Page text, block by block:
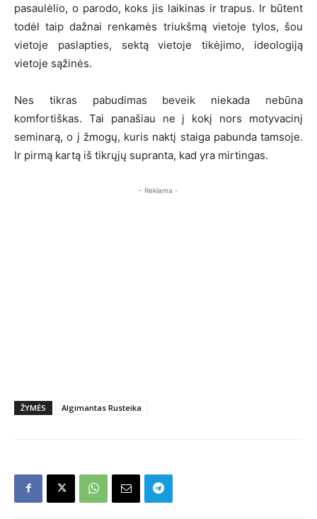
pasaulėlio, o parodo, koks jis laikinas ir trapus. Ir būtent
todėl taip dažnai renkamės triukšmą vietoje tylos, šou
vietoje paslapties, sektą vietoje tikėjimo, ideologiją
vietoje sąžinės.
Nes tikras pabudimas beveik niekada nebūna
komfortiškas. Tai panašiau ne į kokį nors motyvacinį
seminarą, o į žmogų, kuris naktį staiga pabunda tamsoje.
Ir pirmą kartą iš tikrųjų supranta, kad yra mirtingas.
- Reklama -
ŽYMĖS Algimantas Rusteika